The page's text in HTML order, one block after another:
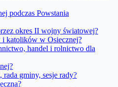
podczas Powstania
okres II wojny światowej?
i katolików w Osiecznej?
handel i rolnictwo dla
gminy, sesje rady?